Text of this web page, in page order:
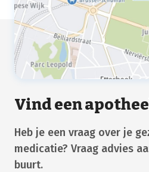
Vind een
Heb je een vraag over je
medicatie? Vraag advies
buurt.